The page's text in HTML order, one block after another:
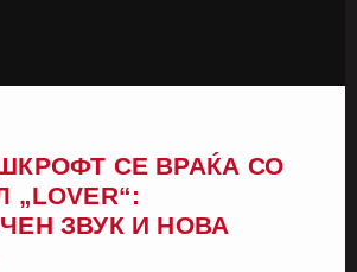
СЕ ВРАЌА СО
ЗВУК И НОВА